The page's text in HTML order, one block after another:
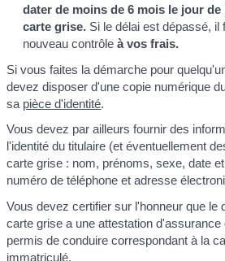
dater de moins de 6 mois le jour de
carte grise. Si le délai est dépassé, il
nouveau contrôleà vos frais.
Si vous faites la démarche pour
devez disposer d'une copie numérique
sa pièce d'identité.
Vous devez par ailleurs fournir des
l'identité du titulaire (et éventuellement
carte grise : nom, prénoms, sexe, date
numéro de téléphone et adresse
Vous devez certifier sur l'honneur que le
carte grise a une attestation
permis de conduire correspondant à la
immatriculé.